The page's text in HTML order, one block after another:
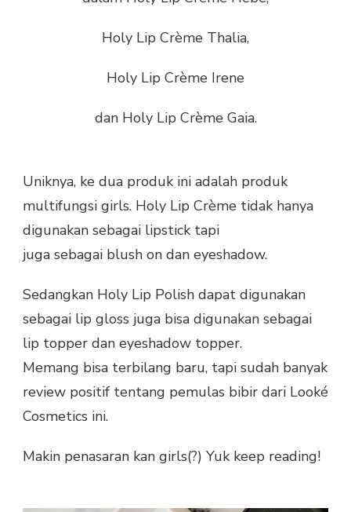
Holy Lip Crème Thalia,
Holy Lip Crème Irene
dan Holy Lip Crème Gaia.
Uniknya, ke dua produk ini adalah produk
multifungsi girls. Holy Lip Crème tidak hanya
digunakan sebagai lipstick tapi
juga sebagai blush on dan eyeshadow.
Sedangkan Holy Lip Polish dapat digunakan
sebagai lip gloss juga bisa digunakan sebagai
lip topper dan eyeshadow topper.
Memang bisa terbilang baru, tapi sudah banyak
review positif tentang pemulas bibir dari Looké
Cosmetics ini.
Makin penasaran kan girls(?) Yuk keep reading!